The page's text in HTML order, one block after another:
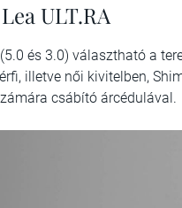
ULT.RA
és 3.0) választható a
illetve női kivitelben,
csábító árcédulával.